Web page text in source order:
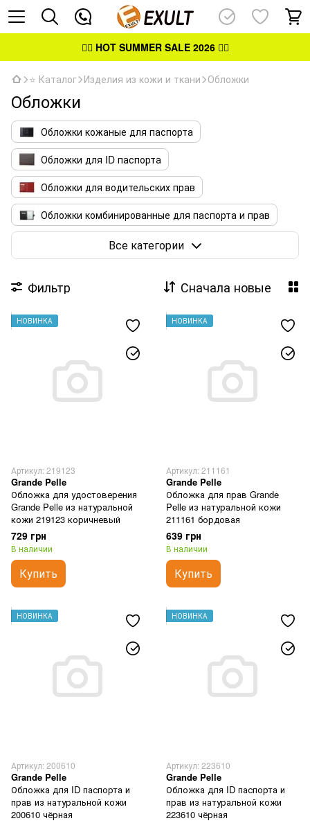
👉🏻 HOT SUMMER SALE 2026👈🏻
⭐ Каталог Изделия из кожи и ткани Обложки
Обложки
Обложки кожаные для паспорта
Обложки для ID паспорта
Обложки для водительских прав
Обложки комбинированные для паспорта и прав
Обложки для удостоверений
Все категории
Фильтр Сначала новые
НОВИНКА
Артикул: 219123
Grande Pelle
Обложка для удостоверения
Grande Pelle из натуральной
кожи 219123 коричневый
729 грн
В наличии
Купить
НОВИНКА
Артикул: 211161
Grande Pelle
Обложка для прав Grande
Pelle из натуральной кожи
211161 бордовая
639 грн
В наличии
Купить
НОВИНКА
Артикул: 200610
Grande Pelle
Обложка для ID паспорта и
прав из натуральной кожи
200610 чёрная
НОВИНКА
Артикул: 223610
Grande Pelle
Обложка для ID паспорта и
прав из натуральной кожи
223610 чёрная